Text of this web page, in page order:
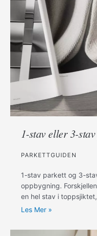
1-stav eller 3-
PARKETTGUIDEN
1-stav parkett og 3-
oppbygning.
en hel stav i
Les Mer »